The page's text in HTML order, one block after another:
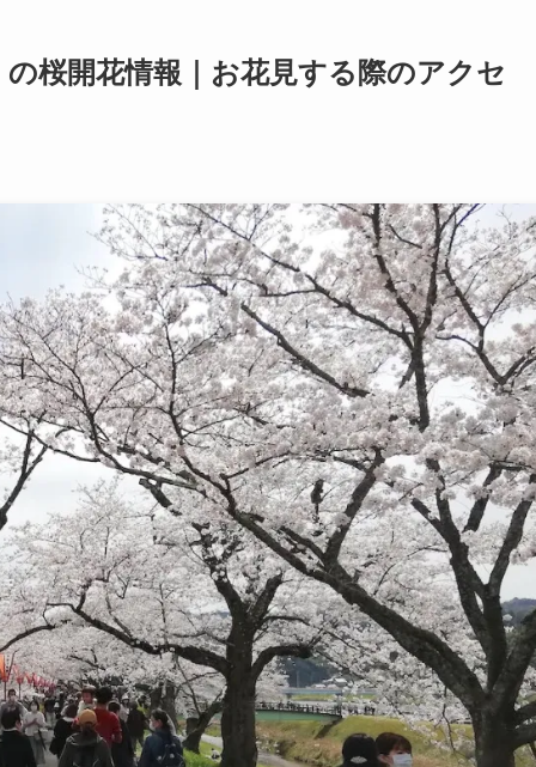
桜開花情報｜お花見する際のアクセ